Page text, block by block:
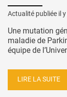
Actualité publiée il y
Une mutation
maladie de
équipe de
LIRE LA SUITE